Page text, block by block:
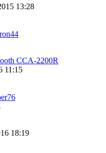
13:28
CCA-2200R
11:15
18:19